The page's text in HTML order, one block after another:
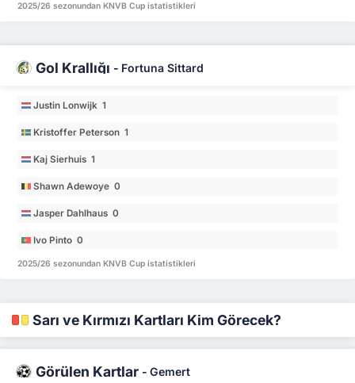
2025/26 sezonundan KNVB Cup istatistikleri
Gol Krallığı - Fortuna Sittard
Justin Lonwijk 1
Kristoffer Peterson 1
Kaj Sierhuis 1
Shawn Adewoye 0
Jasper Dahlhaus 0
Ivo Pinto 0
2025/26 sezonundan KNVB Cup istatistikleri
Sarı ve Kırmızı Kartları Kim Görecek?
Görülen Kartlar - Gemert